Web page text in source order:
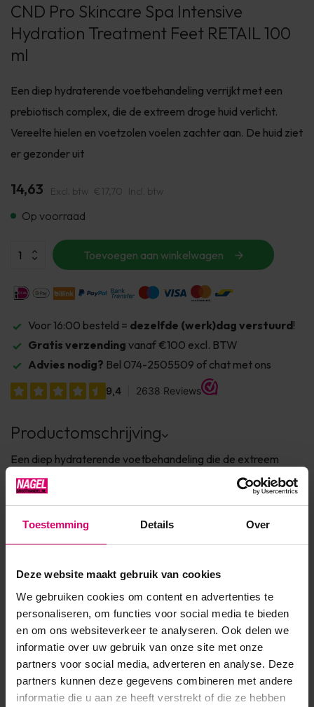
Toestemming Details Over
Deze website maakt gebruik van cookies
We gebruiken cookies om content en advertenties te
personaliseren, om functies voor social media te bieden
en om ons websiteverkeer te analyseren. Ook delen we
informatie over uw gebruik van onze site met onze
partners voor social media, adverteren en analyse. Deze
partners kunnen deze gegevens combineren met andere
informatie die u aan ze heeft verstrekt of die ze hebben
CND Pro Skincare Spa Intensive
Hydration Treatment Feet RETAIL 100
ml
Een diep hydraterende voetbehandeling verrijkt met een
prebiotisch complex, die de extreem droge huid verlicht.
Vereelte hielen en voetzolen voelen zachter aan. De huid ziet
er gezonder uit
14,63 Excl. btw €17,70 Incl. btw
Op voorraad
Toevoegen aan winkelwagen
Voor 16:00 besteld = dezelfde (werk)dag verstuurd!
Gratis verzending vanaf €100 excl. BTW
Advies nodig? Bel 074-2505509 of chat met ons
Productomschrijving
Een diep hydraterende voetbehandeling die de extreem
droge huid verlicht. Vereelte hielen en voetzolen voelen
prebiotisch complex. Verfrissende lichte komkommergeur.
Info Een diep hydraterende voetbehandeling verrijkt met een
Toon meer
Product specificaties
639370017099